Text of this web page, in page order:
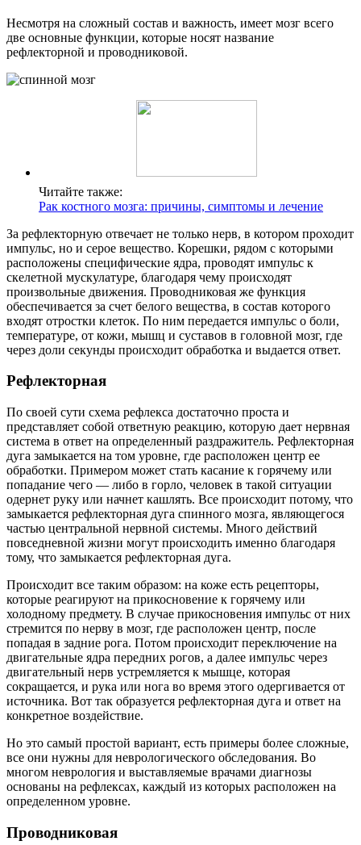
Несмотря на сложный состав и важность, имеет мозг всего
две основные функции, которые носят название
рефлекторной и проводниковой.
Читайте также:
Рак костного мозга: причины, симптомы и лечение
За рефлекторную отвечает не только нерв, в котором проходит
импульс, но и серое вещество. Корешки, рядом с которыми
расположены специфические ядра, проводят импульс к
скелетной мускулатуре, благодаря чему происходят
произвольные движения. Проводниковая же функция
обеспечивается за счет белого вещества, в состав которого
входят отростки клеток. По ним передается импульс о боли,
температуре, от кожи, мышц и суставов в головной мозг, где
через доли секунды происходит обработка и выдается ответ.
Рефлекторная
По своей сути схема рефлекса достаточно проста и
представляет собой ответную реакцию, которую дает нервная
система в ответ на определенный раздражитель. Рефлекторная
дуга замыкается на том уровне, где расположен центр ее
обработки. Примером может стать касание к горячему или
попадание чего — либо в горло, человек в такой ситуации
одернет руку или начнет кашлять. Все происходит потому, что
замыкается рефлекторная дуга спинного мозга, являющегося
частью центральной нервной системы. Много действий
повседневной жизни могут происходить именно благодаря
тому, что замыкается рефлекторная дуга.
Происходит все таким образом: на коже есть рецепторы,
которые реагируют на прикосновение к горячему или
холодному предмету. В случае прикосновения импульс от них
стремится по нерву в мозг, где расположен центр, после
попадая в задние рога. Потом происходит переключение на
двигательные ядра передних рогов, а далее импульс через
двигательный нерв устремляется к мышце, которая
сокращается, и рука или нога во время этого одергивается от
источника. Вот так образуется рефлекторная дуга и ответ на
конкретное воздействие.
Но это самый простой вариант, есть примеры более сложные,
все они нужны для неврологического обследования. Во
многом неврология и выставляемые врачами диагнозы
основаны на рефлексах, каждый из которых расположен на
определенном уровне.
Проводниковая